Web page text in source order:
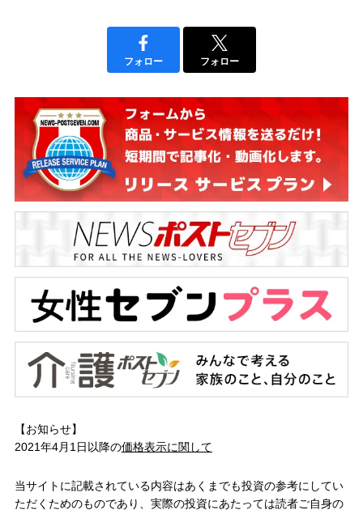
フォロー フォロー
【お知らせ】
2021年4月1日以降の価格表示に関して
当サイトに記載されている内容はあくまでも投資の参考にしてい
ただくためのものであり、実際の投資にあたっては読者ご自身の